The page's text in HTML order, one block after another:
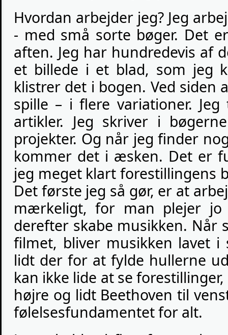
Hvordan arbejder jeg? Jeg
- med små sorte bøger. Det
aften. Jeg har hundredevis af
et billede i et blad, som jeg
klistrer det i bogen. Ved siden
spille – i flere variationer.
artikler. Jeg skriver i
projekter. Og når jeg finder
kommer det i æsken. Det er
jeg meget klart forestillingens
Det første jeg så gør, er at
mærkeligt, for man plejer
derefter skabe musikken.
filmet, bliver musikken lavet i
lidt der for at fylde hullerne
kan ikke lide at se
højre og lidt Beethoven til
følelsesfundamentet for alt.